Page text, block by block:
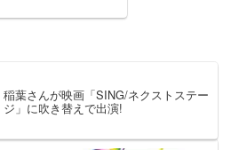
稲葉さんが映画「SING/ネクストステー
ジ」に吹き替えで出演!